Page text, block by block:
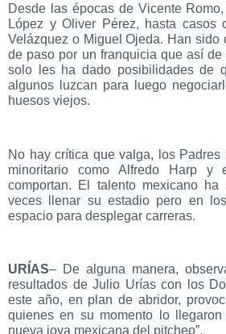
Desde las épocas de Vicente
López y Oliver Pérez, hasta casos
Velázquez o Miguel Ojeda. Han sido
de paso por un franquicia que así
solo les ha dado posibilidades de
algunos luzcan para luego
huesos viejos.
No hay crítica que valga, los Padres
minoritario como Alfredo Harp y
comportan. El talento mexicano ha
veces llenar su estadio pero en
espacio para desplegar carreras.
URÍAS– De alguna manera,
resultados de Julio Urías con los
este año, en plan de abridor,
quienes en su momento lo llegaron
nueva joya mexicana del pitcheo”.